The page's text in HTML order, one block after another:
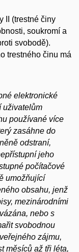
II (trestné činy
soukromí a
svobodě).
trestného činu má
elektronické
uživatelům
používané více
zasáhne do
odstraní,
jeho
počítačové
umožňující
obsahu, jenž
mezinárodními
nebo s
svobodnou
zájmu,
měsíců až tři léta,